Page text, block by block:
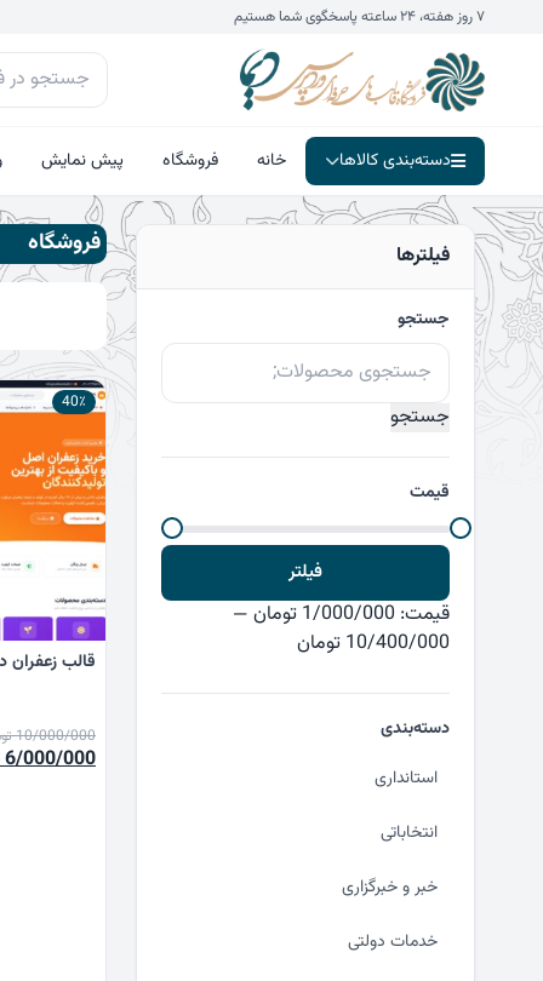
۷ روز هفته، ۲۴ ساعته پاسخگوی شما هستیم
دسته‌بندی کالاها خانه فروشگاه پیش نمایش
فیلترها
جستجو
جستجو
برای:
جستجو
قیمت
حداقل
حداکثر
فیلتر
قیمت: 1/000/000 تومان
—
10/400/000 تومان
دسته‌بندی
استانداری
انتخاباتی
خبر و خبرگزاری
خدمات دولتی
فروشگاه
40٪
قالب زعفران
10/000/000
قیمت
6/000/000